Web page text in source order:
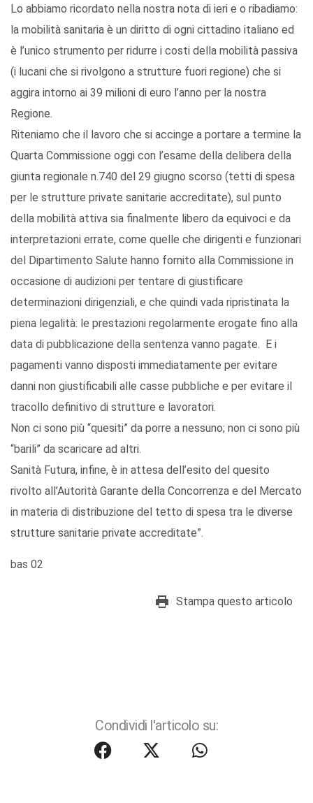
Lo abbiamo ricordato nella nostra nota di ieri e o ribadiamo:
la mobilità sanitaria è un diritto di ogni cittadino italiano ed
è l’unico strumento per ridurre i costi della mobilità passiva
(i lucani che si rivolgono a strutture fuori regione) che si
aggira intorno ai 39 milioni di euro l’anno per la nostra
Regione.
Riteniamo che il lavoro che si accinge a portare a termine la
Quarta Commissione oggi con l’esame della delibera della
giunta regionale n.740 del 29 giugno scorso (tetti di spesa
per le strutture private sanitarie accreditate), sul punto
della mobilità attiva sia finalmente libero da equivoci e da
interpretazioni errate, come quelle che dirigenti e funzionari
del Dipartimento Salute hanno fornito alla Commissione in
occasione di audizioni per tentare di giustificare
determinazioni dirigenziali, e che quindi vada ripristinata la
piena legalità: le prestazioni regolarmente erogate fino alla
data di pubblicazione della sentenza vanno pagate. E i
pagamenti vanno disposti immediatamente per evitare
danni non giustificabili alle casse pubbliche e per evitare il
tracollo definitivo di strutture e lavoratori.
Non ci sono più “quesiti” da porre a nessuno; non ci sono più
“barili” da scaricare ad altri.
Sanità Futura, infine, è in attesa dell’esito del quesito
rivolto all’Autorità Garante della Concorrenza e del Mercato
in materia di distribuzione del tetto di spesa tra le diverse
strutture sanitarie private accreditate”.
bas 02
Stampa questo articolo
Condividi l'articolo su: